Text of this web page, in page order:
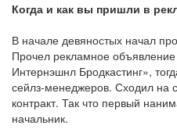
Когда и как вы пришли в
В начале девяностых начал
Прочел рекламное
Интернэшнл Бродкастинг»,
сейлз-менеджеров. Сходил на
контракт. Так что первый
начальник.